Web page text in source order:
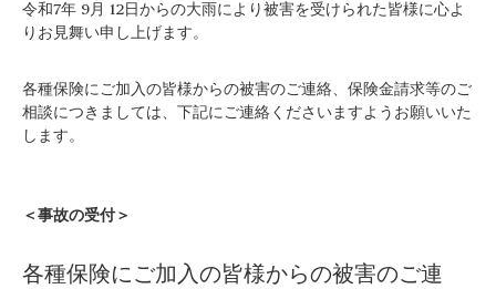
令和7年 9月 12日からの大雨により被害を受けられた皆様に心よ
りお見舞い申し上げます。
各種保険にご加入の皆様からの被害のご連絡、保険金請求等のご
相談につきましては、下記にご連絡くださいますようお願いいた
します。
＜事故の受付＞
各種保険にご加入の皆様からの被害のご連